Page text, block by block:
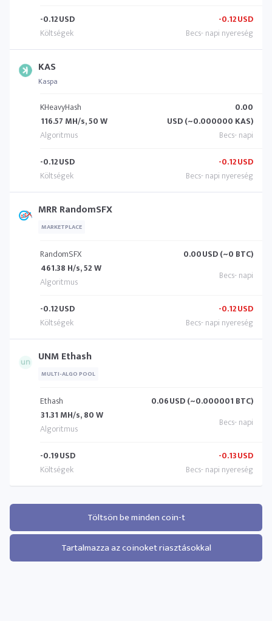
-0.12USD -0.12USD
KAS
Kaspa
KHeavyHash
116.57 MH/s, 50 W
0.00
USD (~0.000000 KAS)
-0.12USD -0.12USD
MRR RandomSFX
MARKETPLACE
RandomSFX
461.38 H/s, 52 W
0.00USD (~0 BTC)
-0.12USD -0.12USD
UNM Ethash
MULTI-ALGO POOL
Ethash
31.31 MH/s, 80 W
0.06USD (~0.000001 BTC)
-0.19USD -0.13USD
Töltsön be minden coin-t
Tartalmazza az coinoket riasztásokkal